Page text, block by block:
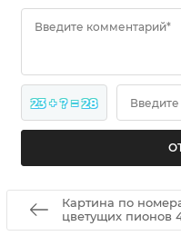
Введите комментарий*
23 + ? = 28
Картина по
цветущих пионов